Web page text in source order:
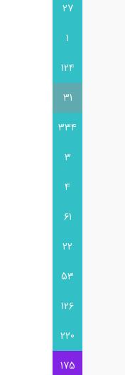
27
1
124
31
334
3
4
61
22
53
126
220
175